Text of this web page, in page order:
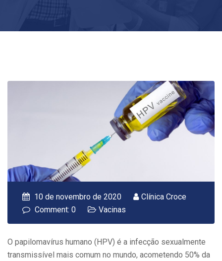
10 de novembro de 2020
Clínica Croce
Comment: 0
Vacinas
O papilomavírus humano (HPV) é a infecção sexualmente
transmissível mais comum no mundo, acometendo 50% da